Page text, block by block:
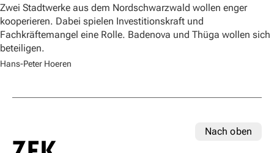
Zwei Stadtwerke aus dem Nordschwarzwald wollen enger
kooperieren. Dabei spielen Investitionskraft und
Fachkräftemangel eine Rolle. Badenova und Thüga wollen sich
beteiligen.
Hans-Peter Hoeren
Nach oben